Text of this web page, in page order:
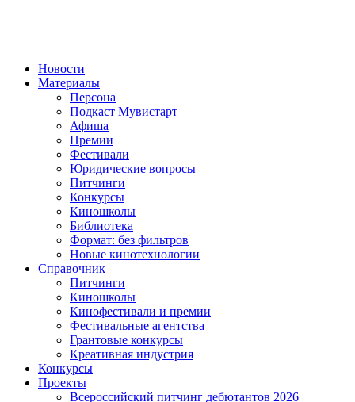
Новости
Материалы
Персона
Подкаст Мувистарт
Афиша
Премии
Фестивали
Юридические вопросы
Питчинги
Конкурсы
Киношколы
Библиотека
Формат: без фильтров
Новые кинотехнологии
Справочник
Питчинги
Киношколы
Кинофестивали и премии
Фестивальные агентства
Грантовые конкурсы
Креативная индустрия
Конкурсы
Проекты
Всероссийский питчинг дебютантов 2026